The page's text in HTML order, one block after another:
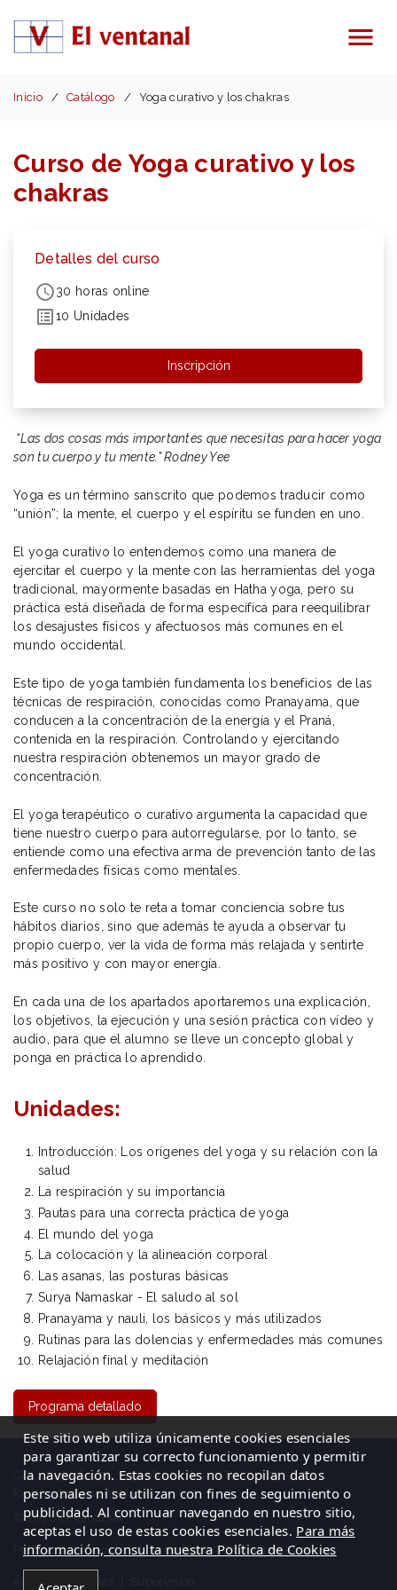
Menú
Inicio Catálogo Yoga curativo y los chakras
Curso de Yoga curativo y los
chakras
Detalles del curso
30 horas online
10 Unidades
Inscripción
“Las dos cosas más importantes que necesitas para hacer yoga
son tu cuerpo y tu mente.” Rodney Yee
Yoga es un término sanscrito que podemos traducir como
“unión”; la mente, el cuerpo y el espíritu se funden en uno.
El yoga curativo lo entendemos como una manera de
ejercitar el cuerpo y la mente con las herramientas del yoga
tradicional, mayormente basadas en Hatha yoga, pero su
práctica está diseñada de forma específica para reequilibrar
los desajustes físicos y afectuosos más comunes en el
mundo occidental.
Este tipo de yoga también fundamenta los beneficios de las
técnicas de respiración, conocidas como Pranayama, que
conducen a la concentración de la energía y el Praná,
contenida en la respiración. Controlando y ejercitando
nuestra respiración obtenemos un mayor grado de
concentración.
El yoga terapéutico o curativo argumenta la capacidad que
tiene nuestro cuerpo para autorregularse, por lo tanto, se
entiende como una efectiva arma de prevención tanto de las
enfermedades físicas como mentales.
Este curso no solo te reta a tomar conciencia sobre tus
hábitos diarios, sino que además te ayuda a observar tu
propio cuerpo, ver la vida de forma más relajada y sentirte
más positivo y con mayor energía.
En cada una de los apartados aportaremos una explicación,
los objetivos, la ejecución y una sesión práctica con vídeo y
audio, para que el alumno se lleve un concepto global y
ponga en práctica lo aprendido.
Unidades:
Introducción: Los orígenes del yoga y su relación con la
salud
La respiración y su importancia
Pautas para una correcta práctica de yoga
El mundo del yoga
La colocación y la alineación corporal
Las asanas, las posturas básicas
Surya Namaskar - El saludo al sol
Pranayama y nauli, los básicos y más utilizados
Rutinas para las dolencias y enfermedades más comunes
Relajación final y meditación
Programa detallado
C/ La Cigüeña, 50, Logroño (La Rioja)| Tel: 941 23 59 65
formacion@elventanal.es
© 2026 El Ventanal
Política de Privacidad | Aviso legal | Política de cookies
Área de empresas
Este sitio web utiliza únicamente cookies esenciales
para garantizar su correcto funcionamiento y permitir
la navegación. Estas cookies no recopilan datos
personales ni se utilizan con fines de seguimiento o
publicidad. Al continuar navegando en nuestro sitio,
aceptas el uso de estas cookies esenciales. Para más
información, consulta nuestra Política de Cookies